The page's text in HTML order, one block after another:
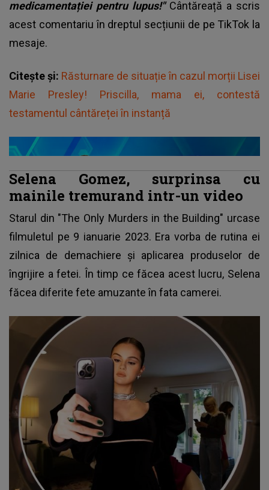
medicamentației pentru lupus!" Cântăreață a scris
acest comentariu în dreptul secțiunii de pe TikTok la
mesaje.
Citește și: Răsturnare de situație în cazul morții Lisei
Marie Presley! Priscilla, mama ei, contestă
testamentul cântăreței în instanță
Selena Gomez, surprinsa cu
mainile tremurand intr-un video
Starul din "The Only Murders in the Building" urcase
filmuletul pe 9 ianuarie 2023. Era vorba de rutina ei
zilnica de demachiere și aplicarea produselor de
îngrijire a fetei. În timp ce făcea acest lucru, Selena
făcea diferite fete amuzante în fata camerei.